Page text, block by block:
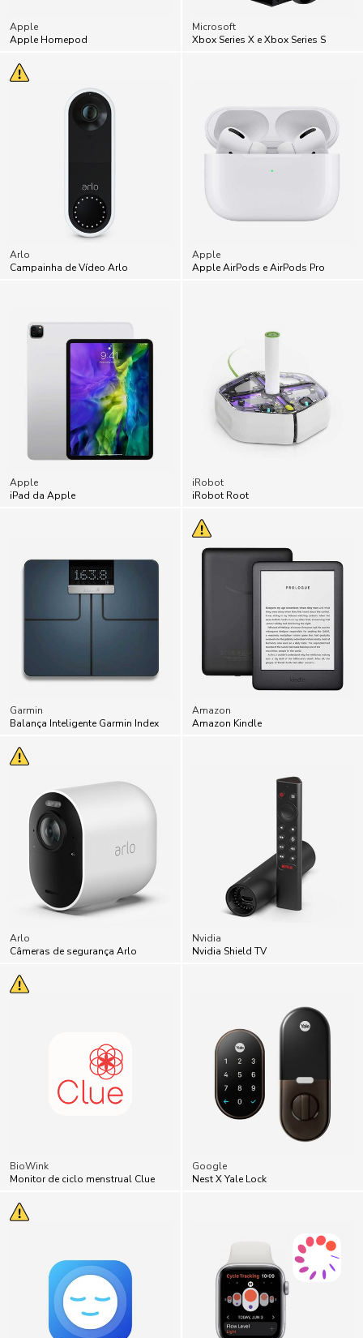
Apple
Apple Homepod
Microsoft
Xbox Series X e Xbox Series S
Arlo
Campainha de Vídeo Arlo
Apple
Apple AirPods e AirPods Pro
Apple
iPad da Apple
iRobot
iRobot Root
Garmin
Balança Inteligente Garmin Index
Amazon
Amazon Kindle
Arlo
Câmeras de segurança Arlo
Nvidia
Nvidia Shield TV
BioWink
Monitor de ciclo menstrual Clue
Google
Nest X Yale Lock